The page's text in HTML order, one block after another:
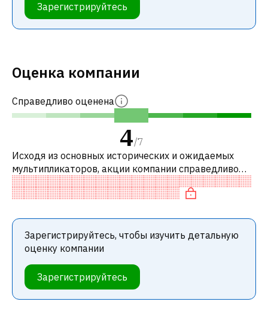
Зарегистрируйтесь
Оценка компании
Справедливо оценена
4/7
Исходя из основных исторических и ожидаемых
мультипликаторов, акции компании справедливо
оценены по сравнению с аналогичными компаниями.
В частности, акция «дешевая» по P
Зарегистрируйтесь, чтобы изучить детальную
оценку компании
Зарегистрируйтесь